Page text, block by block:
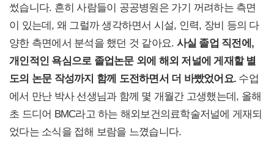
썼습니다. 흔히 사람들이 공공병원은 가기 꺼려하는 측면
이 있는데, 왜 그럴까 생각하면서 시설, 인력, 장비 등의 다
양한 측면에서 분석을 했던 것 같아요. 사실 졸업 직전에,
개인적인 욕심으로 졸업논문 외에 해외 저널에 게재할 별
도의 논문 작성까지 함께 도전하면서 더 바빴었어요. 수업
에서 만난 박사 선생님과 함께 몇 개월간 고생했는데, 올해
초 드디어 BMC라고 하는 해외보건의료학술저널에 게재되
었다는 소식을 접해 보람을 느꼈습니다.